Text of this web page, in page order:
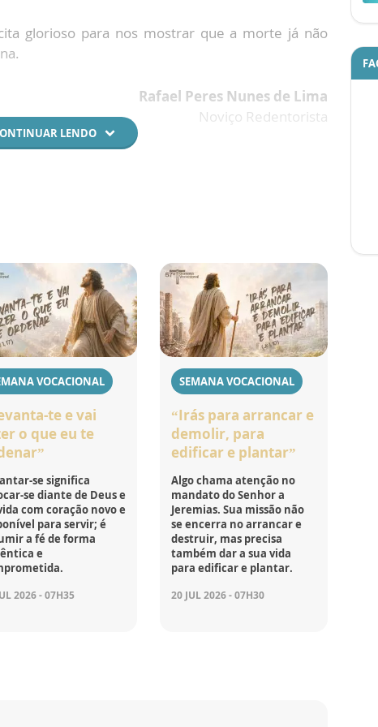
glorioso para nos mostrar que a morte já não
Rafael Peres Nunes de Lima
Noviço Redentorista
LENDO
VOCACIONAL
te e vai
o que eu te
se significa
se diante de Deus e
com coração novo e
para servir; é
a fé de forma
e
2026 - 07H35
SEMANA VOCACIONAL
“Irás para arrancar e
demolir, para
edificar e plantar”
Algo chama atenção no
mandato do Senhor a
Jeremias. Sua missão não
se encerra no arrancar e
destruir, mas precisa
também dar a sua vida
para edificar e plantar.
20 JUL 2026 - 07H30